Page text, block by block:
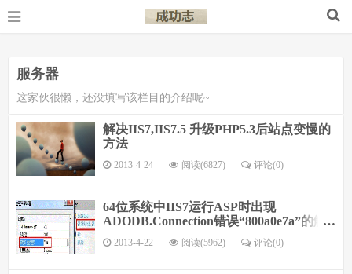
服务器
这家伙很懒，还没填写该栏目的介绍呢~
解决IIS7,IIS7.5 升级PHP5.3后站点变慢的
方法
2013-4-24 阅读(6827) 评论(0)
64位系统中IIS7运行ASP时出现
ADODB.Connection错误“800a0e7a”的解
决方法
2013-4-22 阅读(5962) 评论(0)